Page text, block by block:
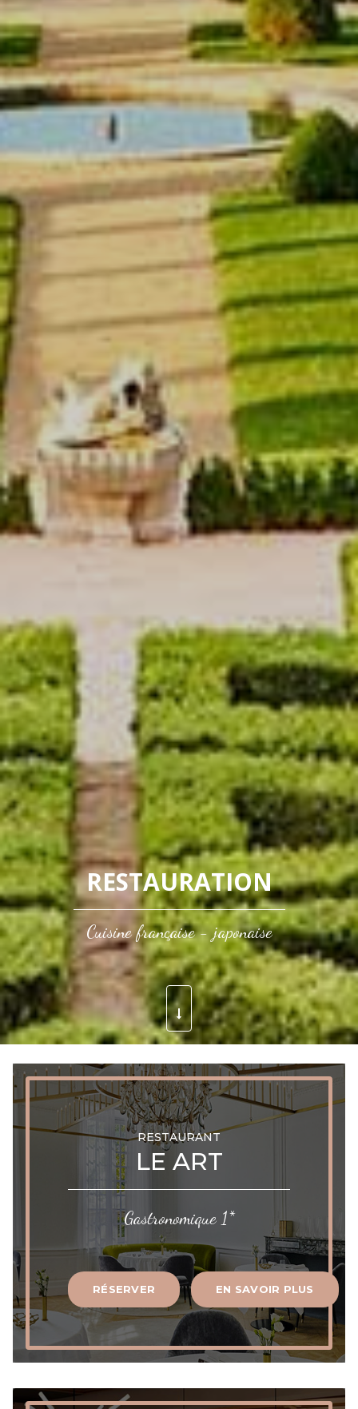
RESTAURATION
Cuisine française - japonaise
RESTAURANT
LE ART
Gastronomique 1*
RÉSERVER EN SAVOIR PLUS